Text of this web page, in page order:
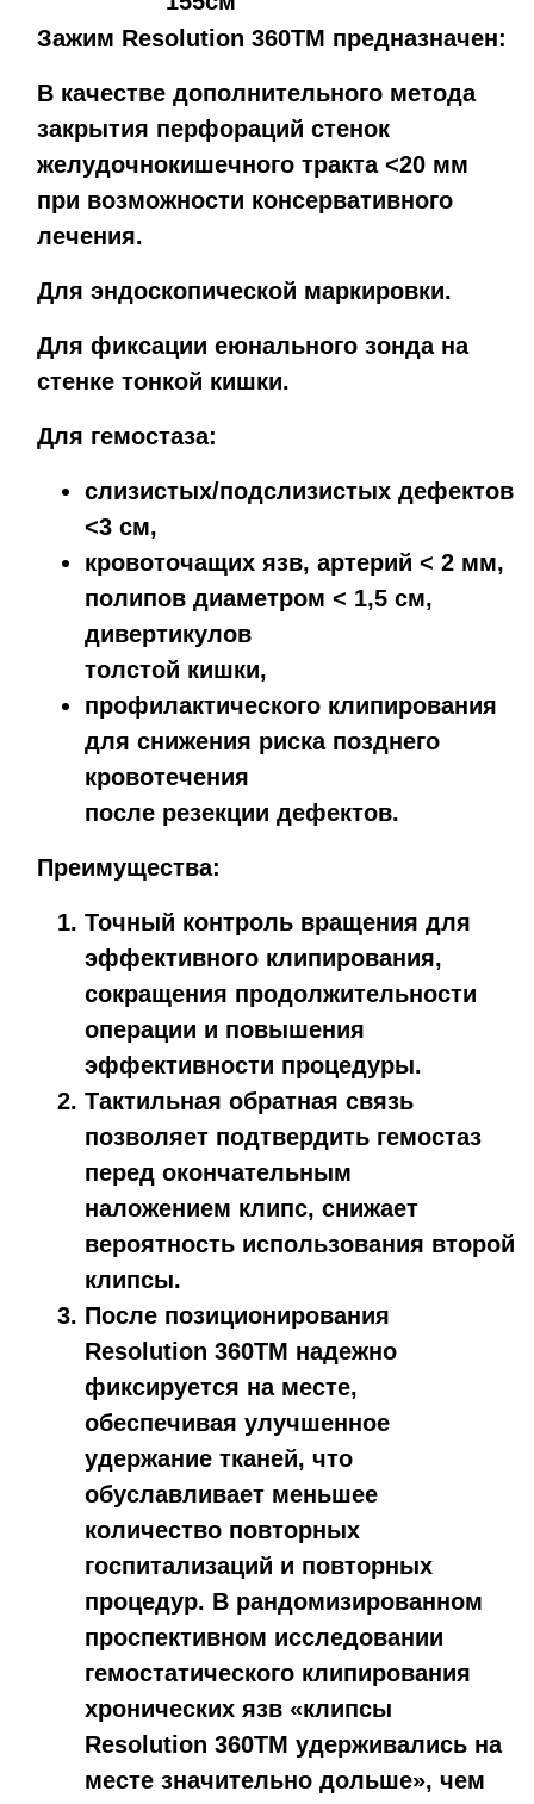
Зажим Resolution 360TM предназначен:
В качестве дополнительного метода
закрытия перфораций стенок
желудочнокишечного тракта <20 мм
при возможности консервативного
лечения.
Для эндоскопической маркировки.
Для фиксации еюнального зонда на
стенке тонкой кишки.
Для гемостаза:
слизистых/подслизистых дефектов
<3 см,
кровоточащих язв, артерий < 2 мм,
полипов диаметром < 1,5 см,
дивертикулов
толстой кишки,
профилактического клипирования
для снижения риска позднего
кровотечения
после резекции дефектов.
Преимущества:
Точный контроль вращения для
эффективного клипирования,
сокращения продолжительности
операции и повышения
эффективности процедуры.
Тактильная обратная связь
позволяет подтвердить гемостаз
перед окончательным
наложением клипс, снижает
вероятность использования второй
клипсы.
После позиционирования
Resolution 360TM надежно
фиксируется на месте,
обеспечивая улучшенное
удержание тканей, что
обуславливает меньшее
количество повторных
госпитализаций и повторных
процедур. В рандомизированном
проспективном исследовании
гемостатического клипирования
хронических язв «клипсы
Resolution 360TM удерживались на
месте значительно дольше», чем